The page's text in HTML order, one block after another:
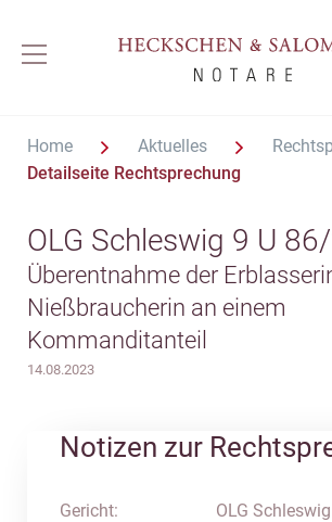
Home Aktuelles
Detailseite Rechtsprechung
OLG Schleswig 9 U
Überentnahme der
Nießbraucherin an einem
Kommanditanteil
14.08.2023
Notizen zur
Gericht:
OLG Schleswig